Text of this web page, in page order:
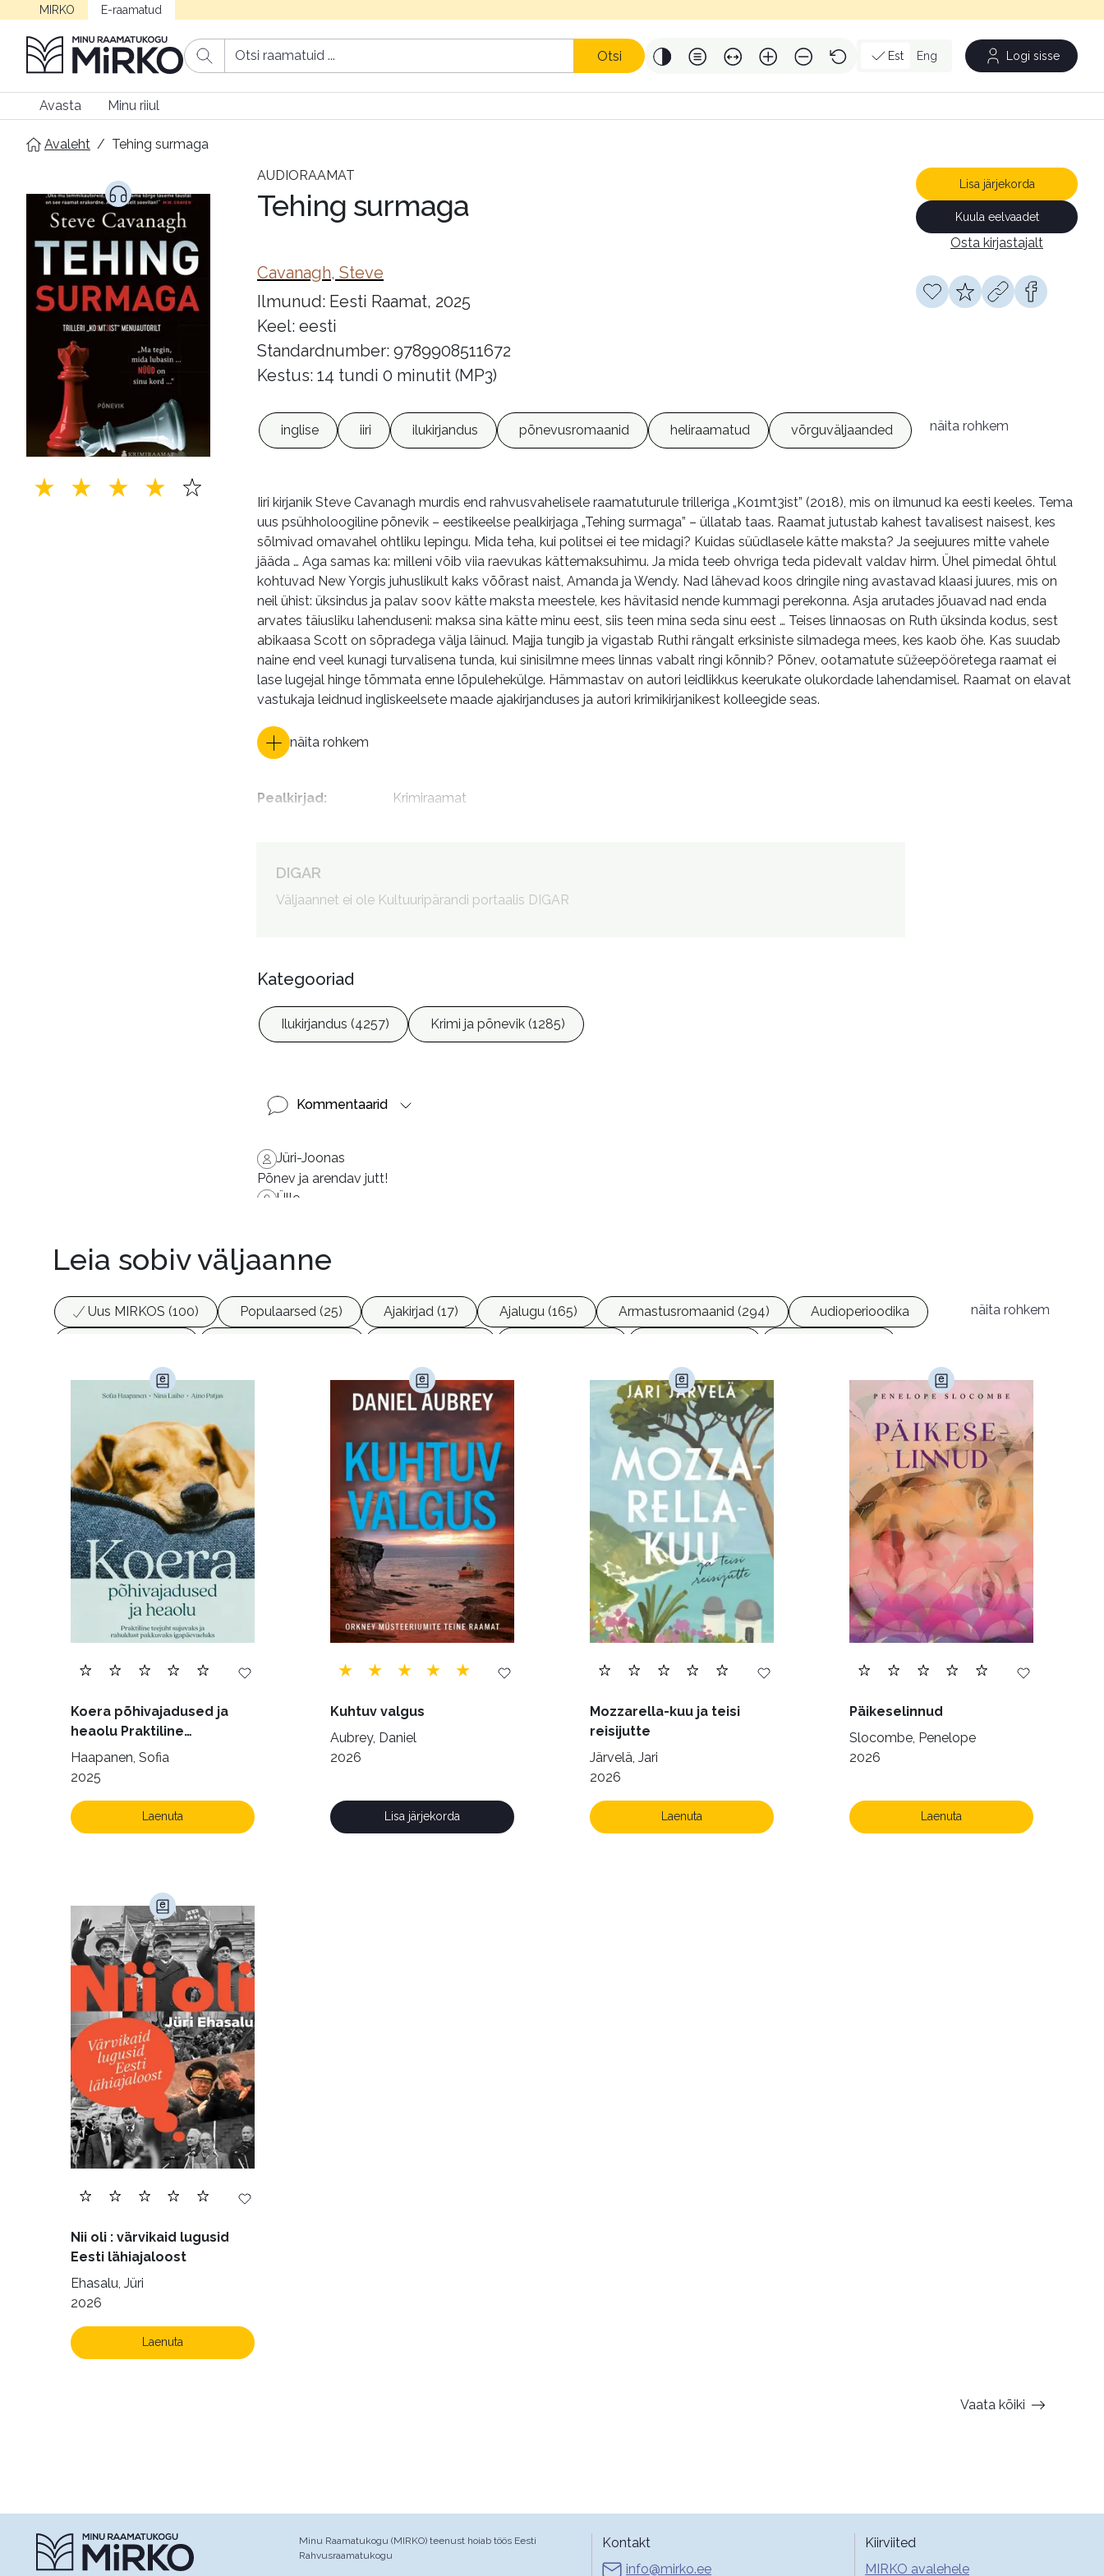
MIRKO E-raamatud
Otsi Est Eng Logi sisse
Avasta Minu riiul
Avaleht / Tehing surmaga
AUDIORAAMAT
Tehing surmaga
Cavanagh, Steve
Ilmunud: Eesti Raamat, 2025
Keel: eesti
Standardnumber: 9789908511672
Kestus: 14 tundi 0 minutit (MP3)
Lisa järjekorda
Kuula eelvaadet
Osta kirjastajalt
inglise iiri ilukirjandus põnevusromaanid heliraamatud võrguväljaanded näita rohkem
Iiri kirjanik Steve Cavanagh murdis end rahvusvahelisele raamatuturule trilleriga „Ko1mt3ist” (2018), mis on ilmunud ka eesti keeles. Tema
uus psühholoogiline põnevik – eestikeelse pealkirjaga „Tehing surmaga” – üllatab taas. Raamat jutustab kahest tavalisest naisest, kes
sõlmivad omavahel ohtliku lepingu. Mida teha, kui politsei ei tee midagi? Kuidas süüdlasele kätte maksta? Ja seejuures mitte vahele
jääda … Aga samas ka: milleni võib viia raevukas kättemaksuhimu. Ja mida teeb ohvriga teda pidevalt valdav hirm. Ühel pimedal õhtul
kohtuvad New Yorgis juhuslikult kaks võõrast naist, Amanda ja Wendy. Nad lähevad koos dringile ning avastavad klaasi juures, mis on
neil ühist: üksindus ja palav soov kätte maksta meestele, kes hävitasid nende kummagi perekonna. Asja arutades jõuavad nad enda
arvates täiusliku lahenduseni: maksa sina kätte minu eest, siis teen mina seda sinu eest … Teises linnaosas on Ruth üksinda kodus, sest
abikaasa Scott on sõpradega välja läinud. Majja tungib ja vigastab Ruthi rängalt erksiniste silmadega mees, kes kaob öhe. Kas suudab
naine end veel kunagi turvalisena tunda, kui sinisilmne mees linnas vabalt ringi kõnnib? Põnev, ootamatute süžeepööretega raamat ei
lase lugejal hinge tõmmata enne lõpulehekülge. Hämmastav on autori leidlikkus keerukate olukordade lahendamisel. Raamat on elavat
vastukaja leidnud ingliskeelsete maade ajakirjanduses ja autori krimikirjanikest kolleegide seas.
näita rohkem
Pealkirjad:
Krimiraamat
Autorid:
DIGAR
Väljaannet ei ole Kultuuripärandi portaalis DIGAR
Kategooriad
Ilukirjandus (4257) Krimi ja põnevik (1285)
Kommentaarid
Jüri-Joonas
Põnev ja arendav jutt!
Ülle
Lugu pööras ennast mitu korda, aga lõpp oli eriti pöörane
Põnev lugemine!
Leia sobiv väljaanne
Uus MIRKOS (100) Populaarsed (25) Ajakirjad (17) Ajalugu (165) Armastusromaanid (294)
Audioperioodika
Juhtimine (23) Krimi ja põnevik (1285)
Kunst ja looming (86)
Laste- ja noortekirjandus (580) Loodus (54) Loodusteadus (32)
Luule (75)
Maamajandus (24)
Perioodika (15) Psühholoogia (184) Rahandus (47)
Religioon (107)
Siseturvalisus (34)
Sport (52) Tehnika (6) Telekommunikatsioon (9) Tervis (147)
Transport (8)
Ulme ja fantaasia (244)
Vabakasutus (423) Õigus (22) Ühiskond (168)
näita rohkem
Koera põhivajadused ja
heaolu Praktiline
käsiraamat sujuvaks ja
rahuldust pakkuvaks
Haapanen, Sofia
2025
Laenuta
Kuhtuv valgus
Aubrey, Daniel
2026
Lisa järjekorda
Mozzarella-kuu ja teisi
reisijutte
Järvelä, Jari
2026
Laenuta
Päikeselinnud
Slocombe, Penelope
2026
Laenuta
Nii oli : värvikaid lugusid
Eesti lähiajaloost
Ehasalu, Jüri
2026
Laenuta
Vaata kõiki
Minu Raamatukogu (MIRKO) teenust hoiab töös Eesti
Rahvusraamatukogu
Kontakt
info@mirko.ee
Kiirviited
MIRKO avalehele